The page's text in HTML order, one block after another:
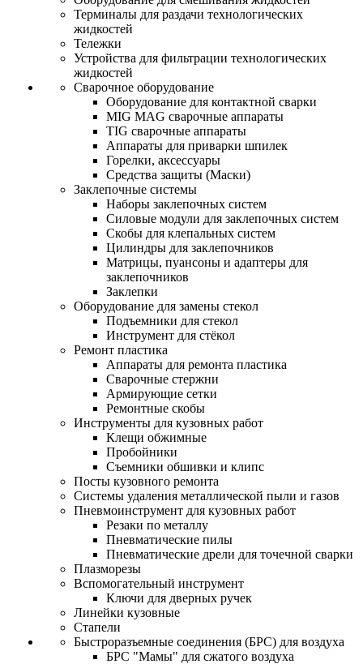
Терминалы для раздачи технологических
жидкостей
Тележки
Устройства для фильтрации технологических
жидкостей
Сварочное оборудование
Оборудование для контактной сварки
MIG MAG сварочные аппараты
TIG сварочные аппараты
Аппараты для приварки шпилек
Горелки, аксессуары
Средства защиты (Маски)
Заклепочные системы
Наборы заклепочных систем
Силовые модули для заклепочных систем
Скобы для клепальных систем
Цилиндры для заклепочников
Матрицы, пуансоны и адаптеры для
заклепочников
Заклепки
Оборудование для замены стекол
Подъемники для стекол
Инструмент для стёкол
Ремонт пластика
Аппараты для ремонта пластика
Сварочные стержни
Армирующие сетки
Ремонтные скобы
Инструменты для кузовных работ
Клещи обжимные
Пробойники
Съемники обшивки и клипс
Посты кузовного ремонта
Системы удаления металлической пыли и газов
Пневмоинструмент для кузовных работ
Резаки по металлу
Пневматические пилы
Пневматические дрели для точечной сварки
Плазморезы
Вспомогательный инструмент
Ключи для дверных ручек
Линейки кузовные
Стапели
Быстроразъемные соединения (БРС) для воздуха
БРС "Мамы" для сжатого воздуха